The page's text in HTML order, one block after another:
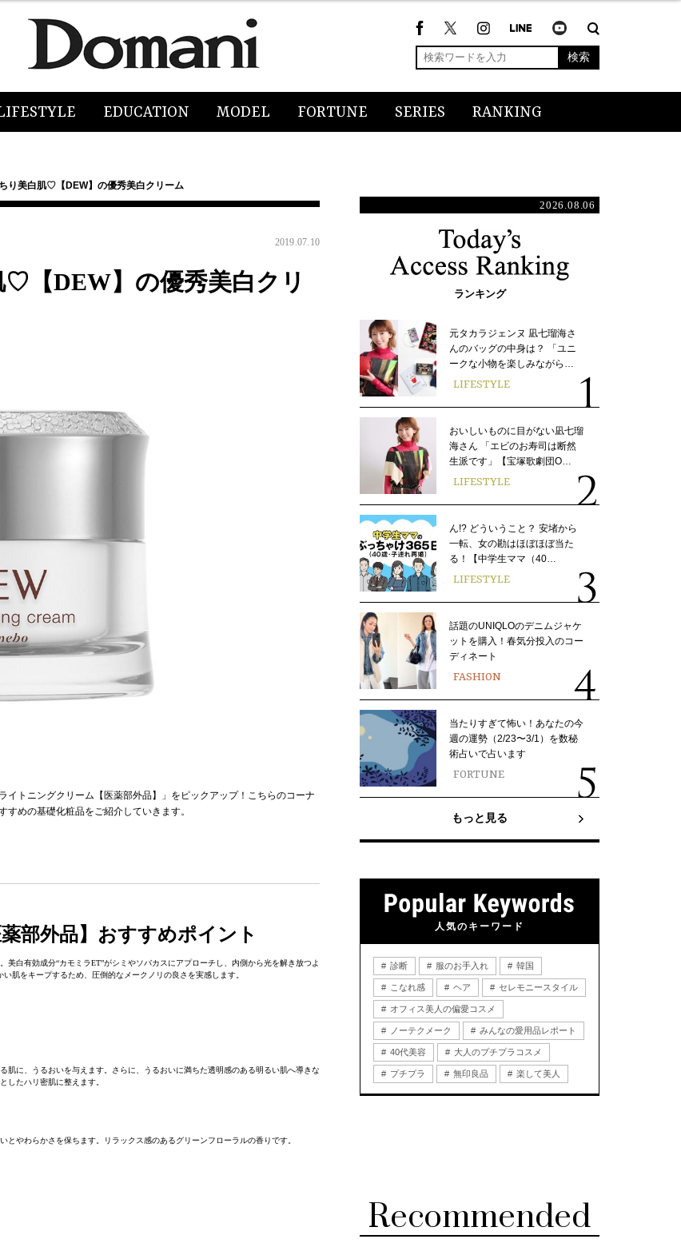
検索
EDUCATION MODEL FORTUNE SERIES RANKING
り美白肌♡【DEW】の優秀美白クリーム
2019.07.10
【DEW】の優秀美白クリ
トニングクリーム【医薬部外品】」をピックアップ！こちらのコーナ
めの基礎化粧品をご紹介していきます。
部外品】おすすめポイント
白有効成分“カモミラET”がシミやソバカスにアプローチし、内側から光を解き放つよ
肌をキープするため、圧倒的なメークノリの良さを実感します。
に、うるおいを与えます。さらに、うるおいに満ちた透明感のある明るい肌へ導きな
したハリ密肌に整えます。
やわらかさを保ちます。リラックス感のあるグリーンフローラルの香りです。
2026.08.06
ランキング
元タカラジェンヌ 凪七瑠海さ
んのバッグの中身は？ 「ユニ
ークな小物を楽しみながら…
LIFESTYLE
おいしいものに目がない凪七瑠
海さん 「エビのお寿司は断然
生派です」【宝塚歌劇団O…
LIFESTYLE
ん!? どういうこと？ 安堵から
一転、女の勘はほぼほぼ当た
る！【中学生ママ（40…
LIFESTYLE
話題のUNIQLOのデニムジャケ
ットを購入！春気分投入のコー
ディネート
FASHION
当たりすぎて怖い！あなたの今
週の運勢（2/23〜3/1）を数秘
術占いで占います
FORTUNE
もっと見る
人気のキーワード
診断 服のお手入れ 韓国
こなれ感 ヘア セレモニースタイル
オフィス美人の偏愛コスメ
ノーテクメーク みんなの愛用品レポート
40代美容 大人のプチプラコスメ
プチプラ 無印良品 楽して美人
Recommended